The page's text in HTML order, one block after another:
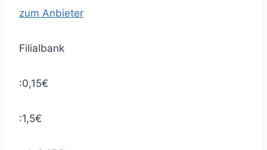
zum Anbieter
Filialbank
:0,15€
:1,5€